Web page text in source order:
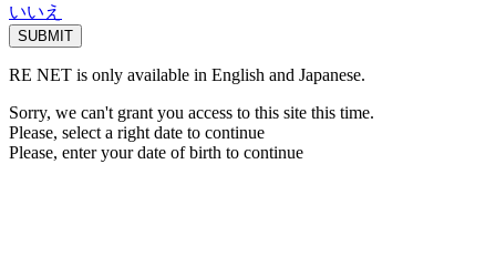
いいえ
RE NET is only available in English and Japanese.
Sorry, we can't grant you access to this site this time.
Please, select a right date to continue
Please, enter your date of birth to continue